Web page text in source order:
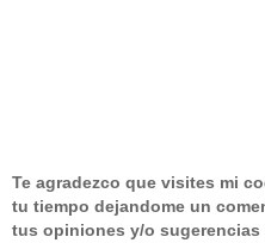
Te agradezco que visites mi
tu tiempo dejandome un
tus opiniones y/o sugerencias